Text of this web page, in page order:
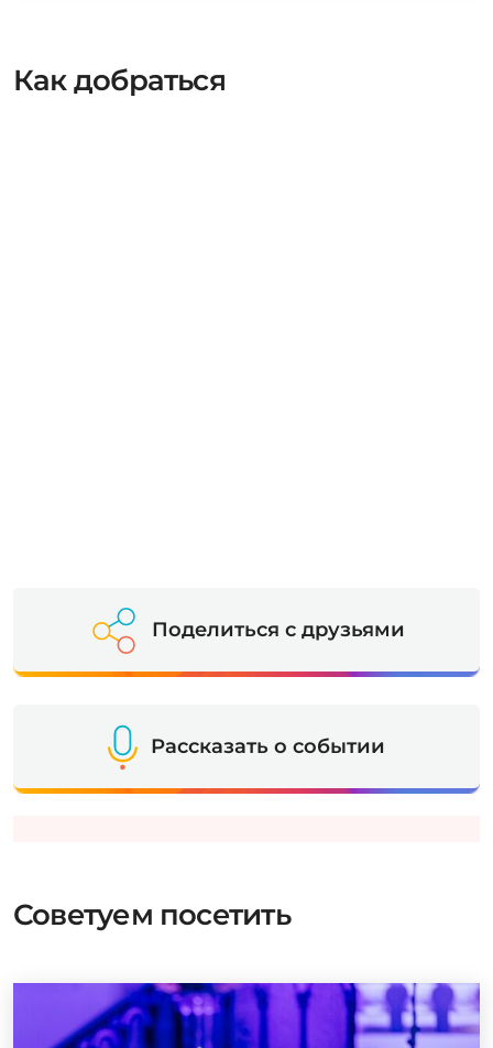
Как добраться
Поделиться с друзьями
Рассказать о событии
Советуем посетить